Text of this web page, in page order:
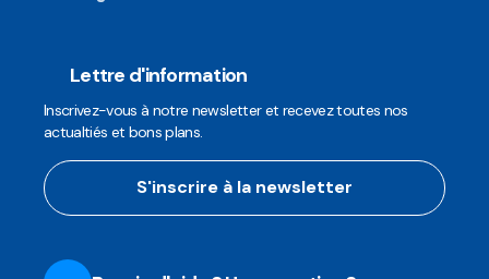
Lettre d'information
Inscrivez-vous à notre newsletter et recevez toutes nos
actualtiés et bons plans.
S'inscrire à la newsletter